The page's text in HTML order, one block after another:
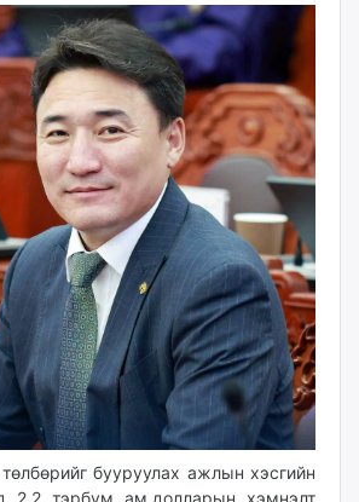
бууруулах ажлын хэсгийн
2.2 тэрбум ам.долларын хэмнэлт